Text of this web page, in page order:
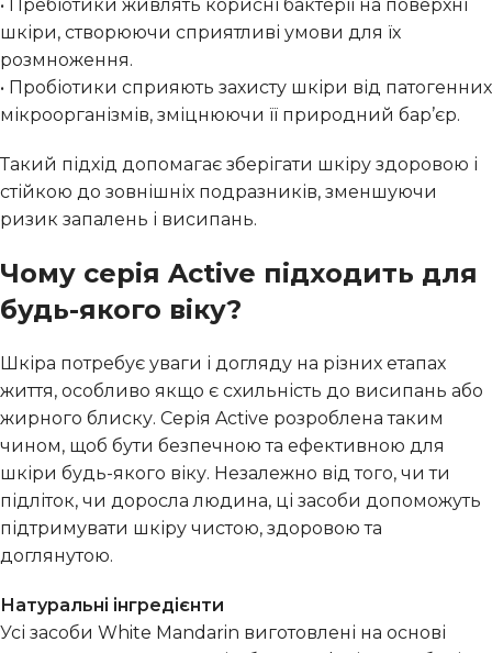
• Пребіотики живлять корисні бактерії на поверхні
шкіри, створюючи сприятливі умови для їх
розмноження.
• Пробіотики сприяють захисту шкіри від патогенних
мікроорганізмів, зміцнюючи її природний бар’єр.
Такий підхід допомагає зберігати шкіру здоровою і
стійкою до зовнішніх подразників, зменшуючи
ризик запалень і висипань.
Чому серія Active підходить для
будь-якого віку?
Шкіра потребує уваги і догляду на різних етапах
життя, особливо якщо є схильність до висипань або
жирного блиску. Серія Active розроблена таким
чином, щоб бути безпечною та ефективною для
шкіри будь-якого віку. Незалежно від того, чи ти
підліток, чи доросла людина, ці засоби допоможуть
підтримувати шкіру чистою, здоровою та
доглянутою.
Натуральні інгредієнти
Усі засоби White Mandarin виготовлені на основі